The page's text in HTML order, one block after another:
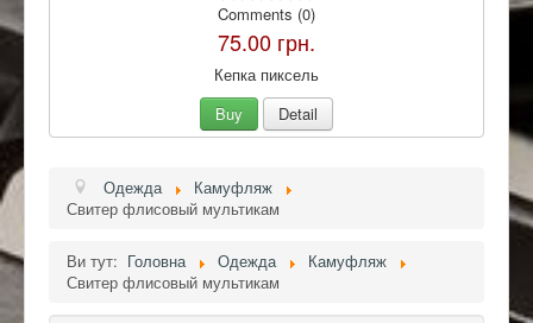
Comments (0)
75.00 грн.
Кепка пиксель
Buy
Detail
Одежда
Камуфляж
Свитер флисовый мультикам
Ви тут: Головна Одежда
Камуфляж
Свитер флисовый мультикам